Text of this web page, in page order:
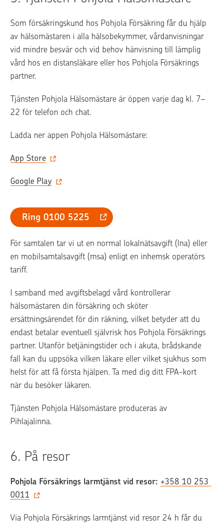
Som försäkringskund hos Pohjola Försäkring får du hjälp
av hälsomästaren i alla hälsobekymmer, vårdanvisningar
vid mindre besvär och vid behov hänvisning till lämplig
vård hos en distansläkare eller hos Pohjola Försäkrings
partner.
Tjänsten Pohjola Hälsomästare är öppen varje dag kl. 7–
22 för telefon och chat.
Ladda ner appen Pohjola Hälsomästare:
App Store
Google Play
Ring 0100 5225
För samtalen tar vi ut en normal lokalnätsavgift (lna) eller
en mobilsamtalsavgift (msa) enligt en inhemsk operatörs
tariff.
I samband med avgiftsbelagd vård kontrollerar
hälsomästaren din försäkring och sköter
ersättningsärendet för din räkning, vilket betyder att du
endast betalar eventuell självrisk hos Pohjola Försäkrings
partner. Utanför betjäningstider och i akuta, brådskande
fall kan du uppsöka vilken läkare eller vilket sjukhus som
helst för att få första hjälpen. Ta med dig ditt FPA-kort
när du besöker läkaren.
Tjänsten Pohjola Hälsomästare produceras av
Pihlajalinna.
6. På resor
Pohjola Försäkrings larmtjänst vid resor: +358 10 253
0011
Via Pohjola Försäkrings larmtjänst vid resor 24 h får du